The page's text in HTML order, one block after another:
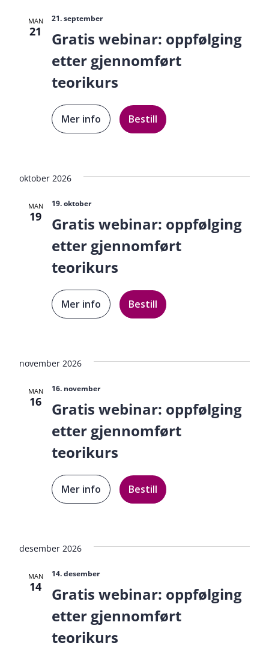
MAN
21
Gratis webinar: oppfølging
etter gjennomført
teorikurs
21. september
Mer info Bestill
oktober 2026
MAN
19
Gratis webinar: oppfølging
etter gjennomført
teorikurs
19. oktober
Mer info Bestill
november 2026
MAN
16
Gratis webinar: oppfølging
etter gjennomført
teorikurs
16. november
Mer info Bestill
desember 2026
MAN
14
Gratis webinar: oppfølging
etter gjennomført
teorikurs
14. desember